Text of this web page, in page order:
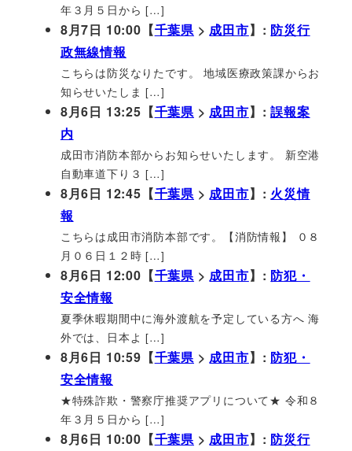
年３月５日から […]
8月7日 10:00【千葉県 >成田市】: 防災行
政無線情報
こちらは防災なりたです。 地域医療政策課からお
知らせいたしま […]
8月6日 13:25【千葉県 >成田市】:誤報案
内
成田市消防本部からお知らせいたします。 新空港
自動車道下り３ […]
8月6日 12:45【千葉県 >成田市】: 火災情
報
こちらは成田市消防本部です。【消防情報】 ０８
月０６日１２時 […]
8月6日 12:00【千葉県 >成田市】: 防犯・
安全情報
夏季休暇期間中に海外渡航を予定している方へ 海
外では、日本よ […]
8月6日 10:59【千葉県 >成田市】: 防犯・
安全情報
★特殊詐欺・警察庁推奨アプリについて★ 令和８
年３月５日から […]
8月6日 10:00【千葉県 >成田市】: 防災行